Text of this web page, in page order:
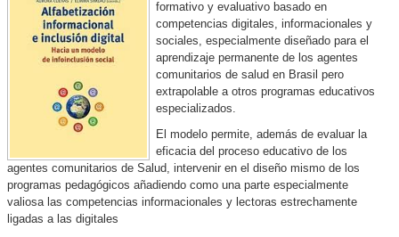
formativo y evaluativo basado en
competencias digitales, informacionales y
sociales, especialmente diseñado para el
aprendizaje permanente de los agentes
comunitarios de salud en Brasil pero
extrapolable a otros programas educativos
especializados.
El modelo permite, además de evaluar la
eficacia del proceso educativo de los
agentes comunitarios de Salud, intervenir en el diseño mismo de los
programas pedagógicos añadiendo como una parte especialmente
valiosa las competencias informacionales y lectoras estrechamente
ligadas a las digitales